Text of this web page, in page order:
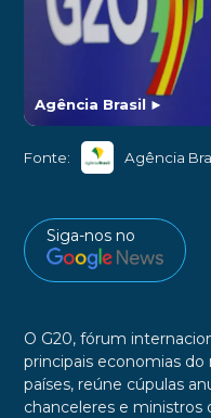
Agência Brasil►
Fonte: Agência
Siga-nos no
O G20, fórum
principais economias
países, reúne cúpulas
chanceleres e ministros